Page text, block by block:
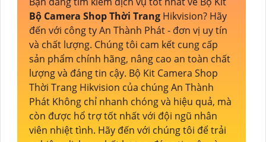
Bộ Camera Shop Thời Trang Hikvision? Hãy
đến với công ty An Thành Phát - đơn vị uy tín
và chất lượng. Chúng tôi cam kết cung cấp
sản phẩm chính hãng, nâng cao an toàn chất
lượng và đáng tin cậy. Bộ Kit Camera Shop
Thời Trang Hikvision của chúng An Thành
Phát Không chỉ nhanh chóng và hiệu quả, mà
còn được hổ trợ tốt nhất với đội ngũ nhân
viên nhiệt tình. Hãy đến với chúng tôi để trải